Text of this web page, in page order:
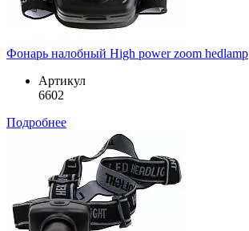
Фонарь налобный High power zoom hedlamp
Артикул
6602
Подробнее